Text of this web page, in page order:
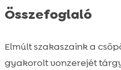
Összefoglaló
Elmúlt szakaszaink a
gyakorolt vonzerejét